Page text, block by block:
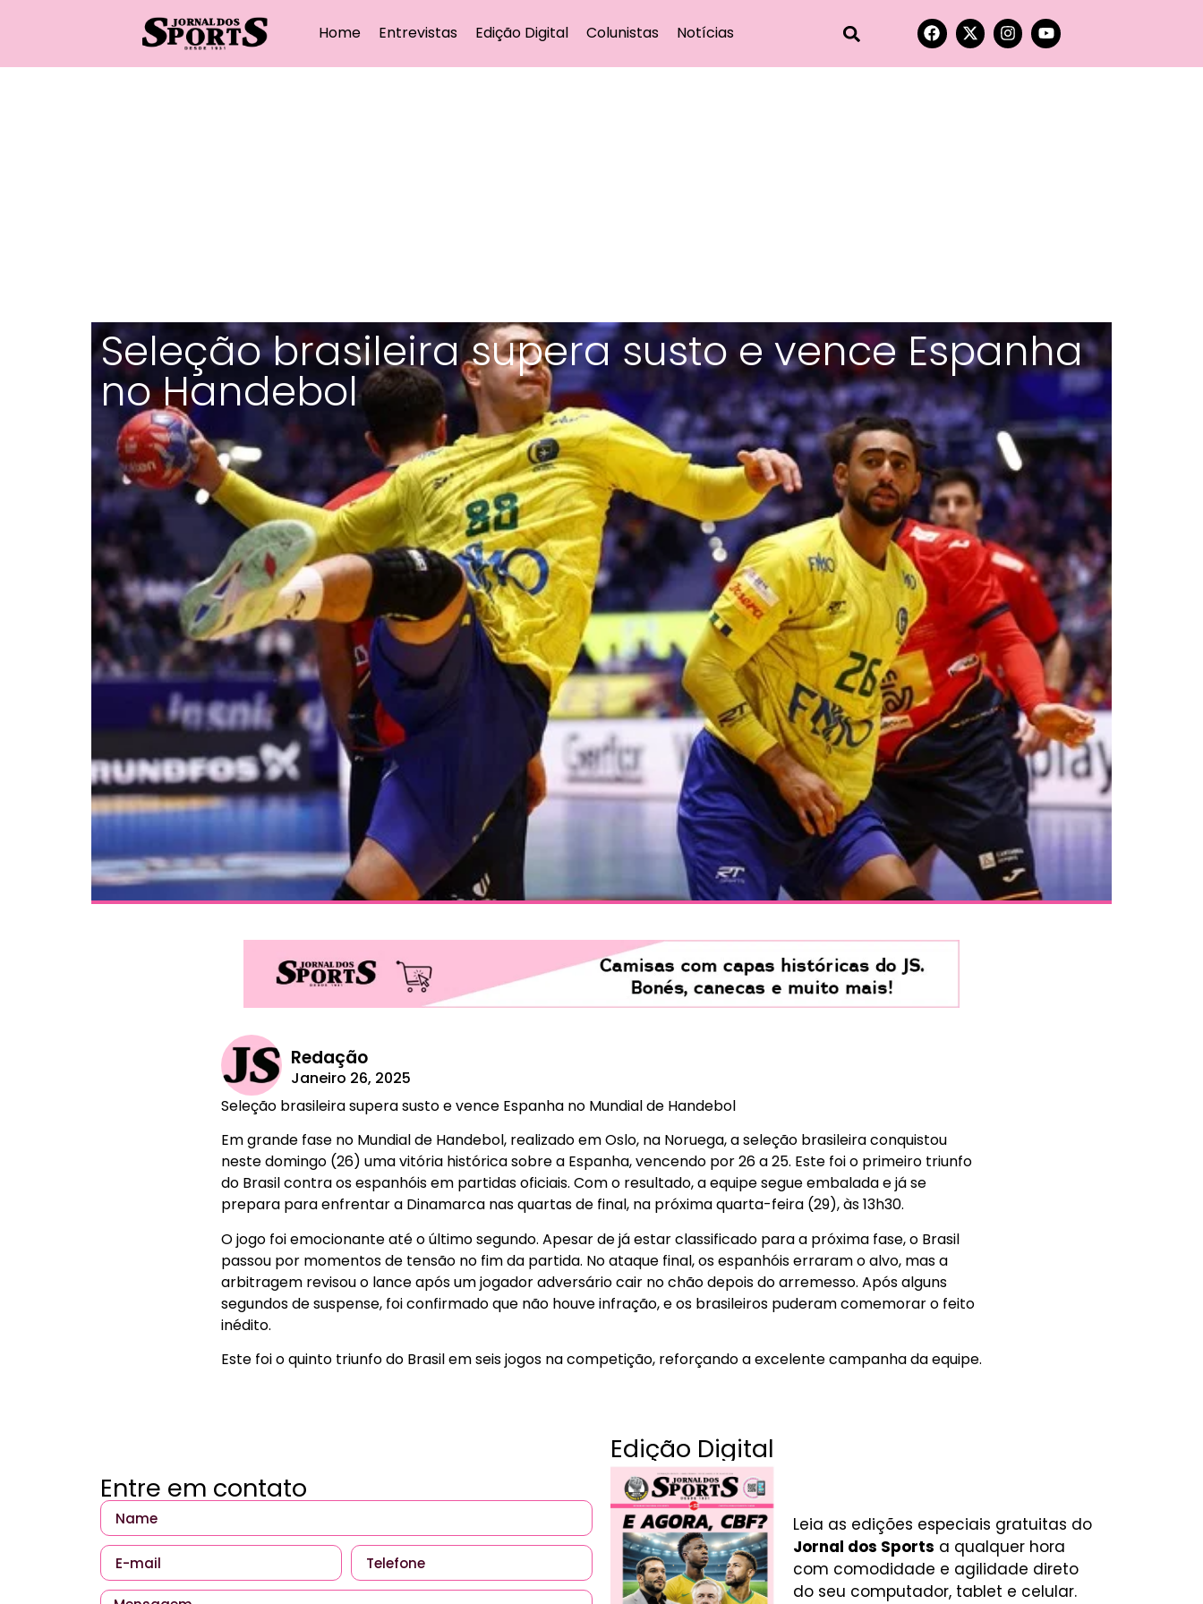
Home Entrevistas Edição Digital Colunistas Notícias
Seleção brasileira supera susto e vence Espanha
no Handebol
Redação
Janeiro 26, 2025
Seleção brasileira supera susto e vence Espanha no Mundial de Handebol
Em grande fase no Mundial de Handebol, realizado em Oslo, na Noruega, a seleção brasileira conquistou
neste domingo (26) uma vitória histórica sobre a Espanha, vencendo por 26 a 25. Este foi o primeiro triunfo
do Brasil contra os espanhóis em partidas oficiais. Com o resultado, a equipe segue embalada e já se
prepara para enfrentar a Dinamarca nas quartas de final, na próxima quarta-feira (29), às 13h30.
O jogo foi emocionante até o último segundo. Apesar de já estar classificado para a próxima fase, o Brasil
passou por momentos de tensão no fim da partida. No ataque final, os espanhóis erraram o alvo, mas a
arbitragem revisou o lance após um jogador adversário cair no chão depois do arremesso. Após alguns
segundos de suspense, foi confirmado que não houve infração, e os brasileiros puderam comemorar o feito
inédito.
Este foi o quinto triunfo do Brasil em seis jogos na competição, reforçando a excelente campanha da equipe.
Entre em contato
Edição Digital
Leia as edições especiais gratuitas do
Jornal dos Sports a qualquer hora
com comodidade e agilidade direto
do seu computador, tablet e celular.